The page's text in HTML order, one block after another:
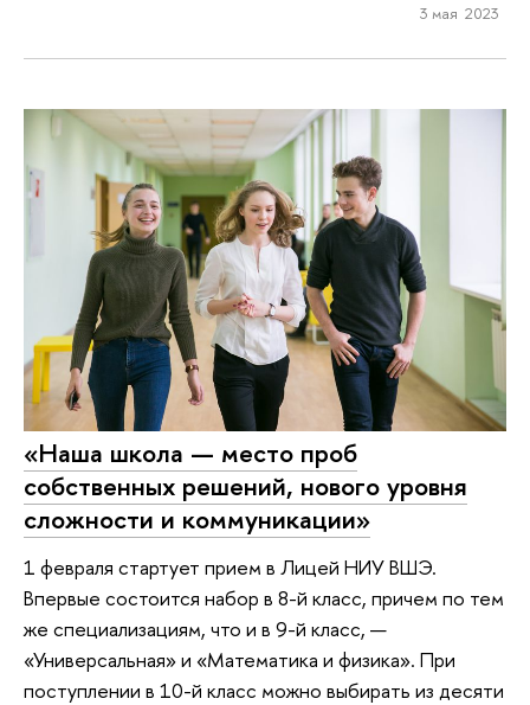
3 мая 2023
«Наша школа — место проб
собственных решений, нового уровня
сложности и коммуникации»
1 февраля стартует прием в Лицей НИУ ВШЭ.
Впервые состоится набор в 8-й класс, причем по тем
же специализациям, что и в 9-й класс, —
«Универсальная» и «Математика и физика». При
поступлении в 10-й класс можно выбирать из десяти